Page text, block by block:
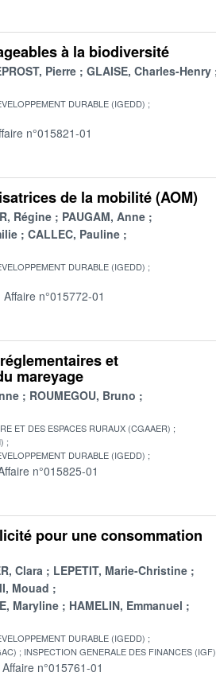
à la biodiversité
Pierre
GLAISE, Charles-Henry
DURABLE (IGEDD)
n°015821-01
de la mobilité (AOM)
Régine
PAUGAM, Anne
CALLEC, Pauline
DURABLE (IGEDD)
Affaire n°015772-01
et
mareyage
ROUMEGOU, Bruno
ET DES ESPACES RURAUX (CGAAER)
DURABLE (IGEDD)
n°015825-01
pour une consommation
Clara
LEPETIT, Marie-Christine
Mouad
Maryline
HAMELIN, Emmanuel
DURABLE (IGEDD)
INSPECTION GENERALE DES FINANCES (IGF)
Affaire n°015761-01